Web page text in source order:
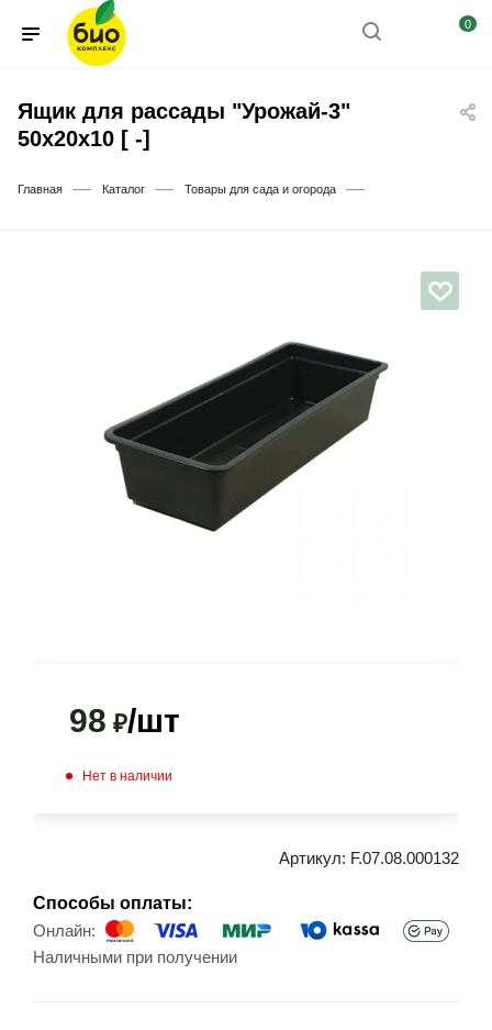
0
Ящик для рассады "Урожай-3"
50х20х10 [ -]
Главная — Каталог — Товары для сада и огорода —
98 ₽/шт
Нет в наличии
Артикул: F.07.08.000132
Способы оплаты:
Онлайн:
Наличными при получении